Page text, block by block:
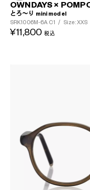
OWNDAYS ×
とろ～り mini model
SRK1006M-6A C1 / Size: XXS
¥11,800 税込